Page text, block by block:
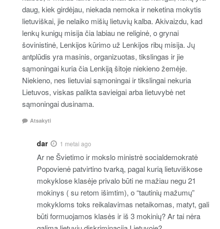
daug, kiek girdėjau, niekada nemoka ir neketina mokytis
lietuviškai, jie nelaiko mišių lietuvių kalba. Akivaizdu, kad
lenkų kunigų misija čia labiau ne religinė, o grynai
šovinistinė, Lenkijos kūrimo už Lenkijos ribų misija. Jų
antplūdis yra masinis, organizuotas, tikslingas ir jie
sąmoningai kuria čia Lenkiją šitoje niekieno žemėje.
Niekieno, nes lietuviai sąmoningai ir tikslingai nekuria
Lietuvos, viskas palikta savieigai arba lietuvybė net
sąmoningai dusinama.
Atsakyti
dar 1 metai ago
Ar ne Švietimo ir mokslo ministrė socialdemokratė
Popovienė patvirtino tvarką, pagal kurią lietuviškose
mokyklose klasėje privalo būti ne mažiau negu 21
mokinys ( su retom išimtim), o “tautinių mažumų”
mokykloms toks reikalavimas netaikomas, matyt, gali
būti formuojamos klasės ir iš 3 mokinių? Ar tai nėra